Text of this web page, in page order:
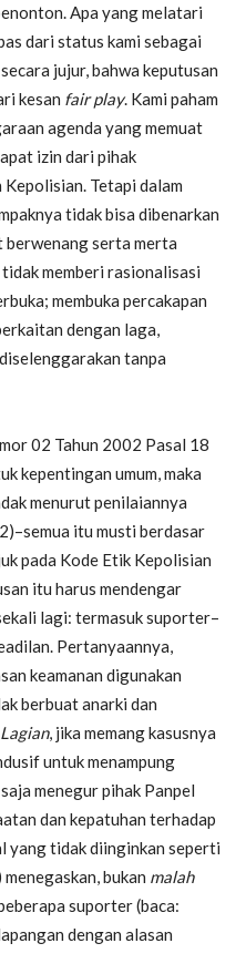
Apa yang melatari
dari status kami sebagai
jujur, bahwa keputusan
kesan fair play. Kami paham
agenda yang memuat
izin dari pihak
Tetapi dalam
tidak bisa dibenarkan
berwenang serta merta
memberi rasionalisasi
membuka percakapan
dengan laga,
tanpa
02 Tahun 2002 Pasal 18
kepentingan umum, maka
menurut penilaiannya
itu musti berdasar
pada Kode Etik Kepolisian
itu harus mendengar
lagi: termasuk suporter–
Pertanyaannya,
keamanan digunakan
berbuat anarki dan
Lagian, jika memang kasusnya
untuk menampung
menegur pihak Panpel
dan kepatuhan terhadap
yang tidak diinginkan seperti
bukan malah
suporter (baca:
dengan alasan